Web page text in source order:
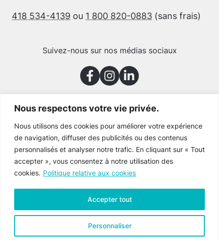
Nous respectons votre vie privée.
Nous utilisons des cookies pour améliorer votre expérience
de navigation, diffuser des publicités ou des contenus
personnalisés et analyser notre trafic. En cliquant sur « Tout
accepter », vous consentez à notre utilisation des
cookies. Politique relative aux cookies
Personnaliser
Accepter tout
418 534-4139 ou 1 800 820-0883 (sans frais)
Suivez-nous sur nos médias sociaux
Merci à nos partenaires